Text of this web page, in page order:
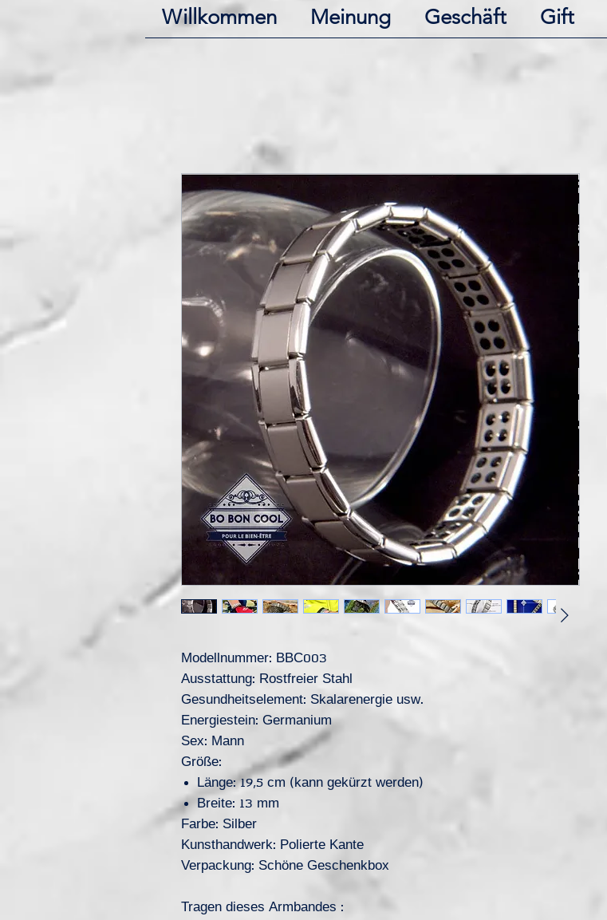
Willkommen Meinung Geschäft Gift
Modellnummer: BBC003
Ausstattung: Rostfreier Stahl
Gesundheitselement: Skalarenergie usw.
Energiestein: Germanium
Sex: Mann
Größe:
Länge: 19,5 cm (kann gekürzt werden)
Breite: 13 mm
Farbe: Silber
Kunsthandwerk: Polierte Kante
Verpackung: Schöne Geschenkbox
Tragen dieses Armbandes :